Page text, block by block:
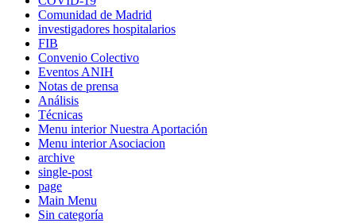
Comunidad de Madrid
investigadores hospitalarios
FIB
Convenio Colectivo
Eventos ANIH
Notas de prensa
Análisis
Técnicas
Menu interior Nuestra Aportación
Menu interior Asociacion
archive
single-post
page
Main Menu
Sin categoría